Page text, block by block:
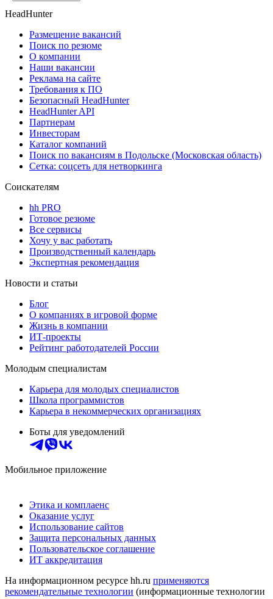
HeadHunter
Размещение вакансий
Поиск по резюме
О компании
Наши вакансии
Реклама на сайте
Требования к ПО
Безопасный HeadHunter
HeadHunter API
Партнерам
Инвесторам
Каталог компаний
Поиск по вакансиям в Подольске (Московская область)
Сетка: соцсеть для нетворкинга
Соискателям
hh PRO
Готовое резюме
Все сервисы
Хочу у вас работать
Производственный календарь
Экспертная рекомендация
Новости и статьи
Блог
О компаниях в игровой форме
Жизнь в компании
ИТ-проекты
Рейтинг работодателей России
Молодым специалистам
Карьера для молодых специалистов
Школа программистов
Карьера в некоммерческих организациях
Боты для уведомлений
Мобильное приложение
Этика и комплаенс
Оказание услуг
Использование сайтов
Защита персональных данных
Пользовательское соглашение
ИТ аккредитация
На информационном ресурсе hh.ru применяются
рекомендательные технологии (информационные технологии